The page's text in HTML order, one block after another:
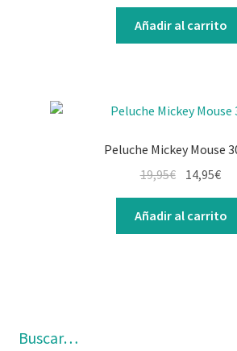
Añadir al carrito
Peluche Mickey Mouse
19,95€ El
original
era:
14,95€El
es:
Añadir al carrito
Buscar…